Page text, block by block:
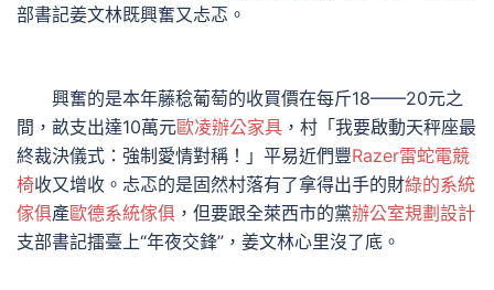
部書記姜文林既興奮又忐忑。
興奮的是本年藤稔葡萄的收買價在每斤18——20元之
間，畝支出達10萬元歐凌辦公家具 ，村「我要啟動天秤座最
終裁決儀式：強制愛情對稱！」平易近們豐Razer雷蛇電競
椅收又增收。忐忑的是固然村落有了拿得出手的財綠的系統
傢俱產歐德系統傢俱 ，但要跟全萊西市的黨辦公室規劃設計
支部書記擂臺上“年夜交鋒”，姜文林心里沒了底。